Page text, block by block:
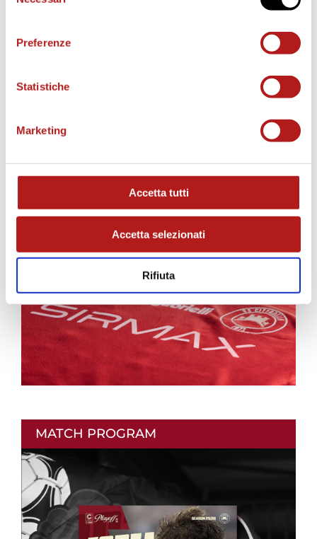
Preferenze
Statistiche
Marketing
Accetta tutti
Accetta selezionati
Rifiuta
AS CITTADELLA STORE
MATCH PROGRAM